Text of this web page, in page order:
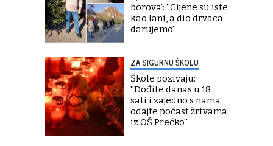
borova': ''Cijene su iste
kao lani, a dio drvaca
darujemo''
ZA SIGURNU ŠKOLU
Škole pozivaju:
''Dođite danas u 18
sati i zajedno s nama
odajte počast žrtvama
iz OŠ Prečko''